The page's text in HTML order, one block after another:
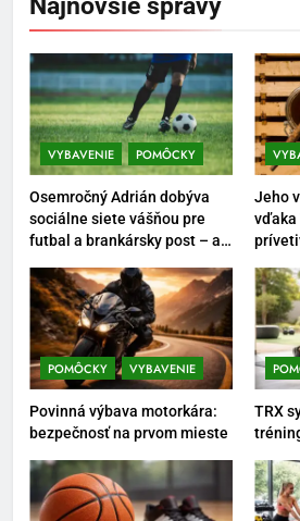
VYBAVENIE POMÔCKY
Osemročný Adrián dobýva
sociálne siete vášňou pre
futbal a brankársky post – aj
Jeho
vďaka
POMÔCKY VYBAVENIE
Povinná výbava motorkára:
bezpečnosť na prvom mieste
TRX
POMÔCKY
6
Ako
tréningové
POMÔCKY
7
POMÔCKY
8
Najlepšie
1